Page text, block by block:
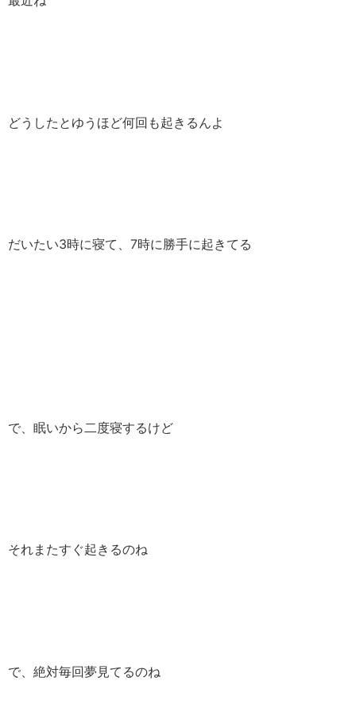
どうしたとゆうほど何回も起きるんよ
だいたい3時に寝て、7時に勝手に起きてる
で、眠いから二度寝するけど
それまたすぐ起きるのね
で、絶対毎回夢見てるのね